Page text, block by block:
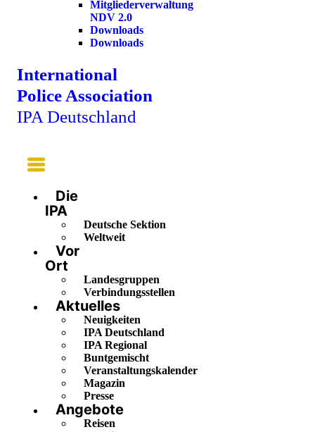
Mitgliederverwaltung
NDV 2.0
Downloads
Downloads
International
Police Association
IPA Deutschland
Main
Menu
Die
IPA
Deutsche Sektion
Weltweit
Vor
Ort
Landesgruppen
Verbindungsstellen
Aktuelles
Neuigkeiten
IPA Deutschland
IPA Regional
Buntgemischt
Veranstaltungskalender
Magazin
Presse
Angebote
Reisen